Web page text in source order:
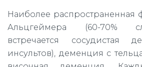
Наиболее
Альцгеймера (60-70%
встречается сосудистая
инсультов), деменция с